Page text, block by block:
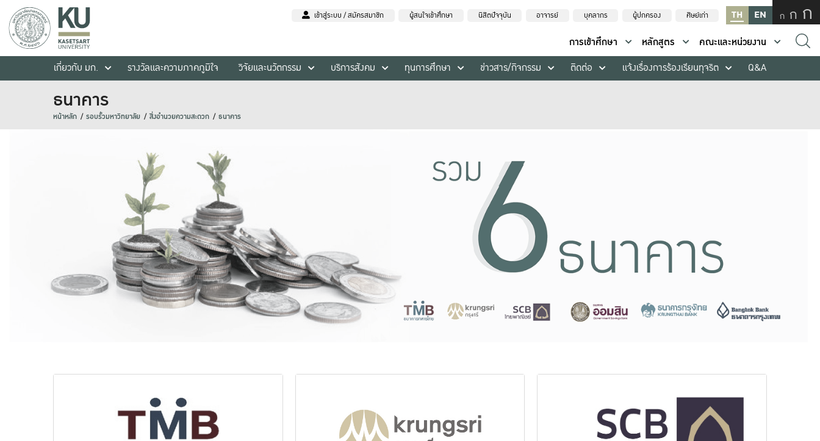
เข้าสู่ระบบ / สมัครสมาชิก ผู้สนใจเข้าศึกษา นิสิตปัจจุบัน อาจารย์ บุคลากร ผู้ปกครอง ศิษย์เก่า TH EN ก ก ก
การเข้าศึกษา หลักสูตร
คณะและหน่วยงาน
เกี่ยวกับ มก.
รางวัลและความภาคภูมิใจ วิจัยและนวัตกรรม บริการสังคม ทุนการศึกษา ข่าวสาร/กิจกรรม ติดต่อ แจ้งเรื่องการร้องเรียนทุจริต Q&A
ธนาคาร
หน้าหลัก รอบรั้วมหาวิทยาลัย สิ่งอำนวยความสะดวก ธนาคาร